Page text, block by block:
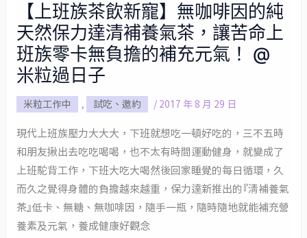
【上班族茶飲新寵】無咖啡因的純
天然保力達清補養氣茶，讓苦命上
班族零卡無負擔的補充元氣！ @
米粒過日子
米粒工作中 , 試吃、邀約 / 2017 年 8 月 29 日
現代上班族壓力大大大，下班就想吃一頓好吃的，三不五時
和朋友揪出去吃吃喝喝，也不太有時間運動健身，就變成了
上班駝背工作，下班大吃大喝然後回家睡覺的每日循環，久
而久之覺得身體的負擔越來越重，保力達新推出的『清補養氣
茶』低卡、無糖、無咖啡因，隨手一瓶，隨時隨地就能補充營
養素及元氣，養成健康好觀念
【上
班
族
茶
飲
新
咖
啡
因
的